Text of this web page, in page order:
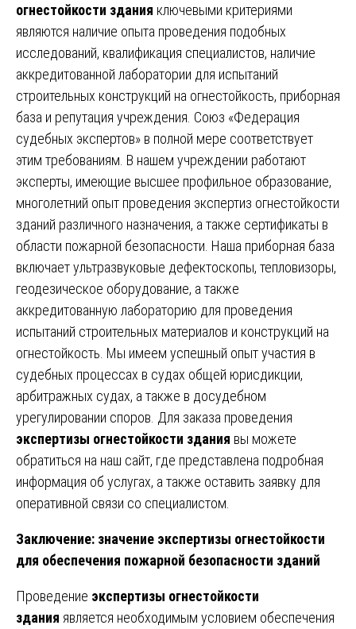
огнестойкости здания ключевыми критериями
являются наличие опыта проведения подобных
исследований, квалификация специалистов, наличие
аккредитованной лаборатории для испытаний
строительных конструкций на огнестойкость, приборная
база и репутация учреждения. Союз «Федерация
судебных экспертов» в полной мере соответствует
этим требованиям. В нашем учреждении работают
эксперты, имеющие высшее профильное образование,
многолетний опыт проведения экспертиз огнестойкости
зданий различного назначения, а также сертификаты в
области пожарной безопасности. Наша приборная база
включает ультразвуковые дефектоскопы, тепловизоры,
геодезическое оборудование, а также
аккредитованную лабораторию для проведения
испытаний строительных материалов и конструкций на
огнестойкость. Мы имеем успешный опыт участия в
судебных процессах в судах общей юрисдикции,
арбитражных судах, а также в досудебном
урегулировании споров. Для заказа проведения
экспертизы огнестойкости здания вы можете
обратиться на наш сайт, где представлена подробная
информация об услугах, а также оставить заявку для
оперативной связи со специалистом.
Заключение: значение экспертизы огнестойкости
для обеспечения пожарной безопасности зданий
Проведение экспертизы огнестойкости
здания является необходимым условием обеспечения